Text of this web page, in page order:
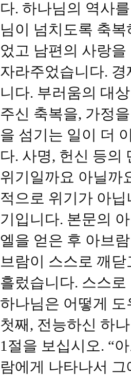
다. 하나님의 역사
님이 넘치도록 축
었고 남편의 사랑
자라주었습니다.
니다. 부러움의 대
주신 축복을, 가정
을 섬기는 일이 더
다. 사명, 헌신 등의
위기일까요 아닐까
적으로 위기가 아
기입니다. 본문의
엘을 얻은 후 아브
브람이 스스로 깨
흘렀습니다. 스스
하나님은 어떻게 도
첫째, 전능하신 하
1절을 보십시오. “
람에게 나타나서